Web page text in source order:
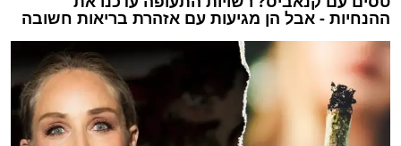
ההנחיות - אבל הן מגיעות עם אזהרת בריאות חשובה